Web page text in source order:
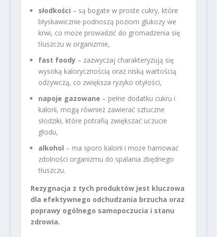
słodkości – są bogate w proste cukry, które
błyskawicznie podnoszą poziom glukozy we
krwi, co może prowadzić do gromadzenia się
tłuszczu w organizmie,
fast foody– zazwyczaj charakteryzują się
wysoką kalorycznością oraz niską wartością
odżywczą, co zwiększa ryzyko otyłości,
napoje gazowane – pełne dodatku cukru i
kalorii, mogą również zawierać sztuczne
słodziki, które potrafią zwiększać uczucie
głodu,
alkohol – ma sporo kalorii i może hamować
zdolności organizmu do spalania zbędnego
tłuszczu.
Rezygnacja z tych produktów jest kluczowa
dla efektywnego odchudzania brzucha oraz
poprawy ogólnego samopoczucia i stanu
zdrowia.